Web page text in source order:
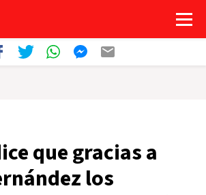
que gracias a
los